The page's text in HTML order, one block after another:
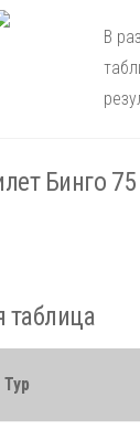
В
Бинго
таблица
Тур